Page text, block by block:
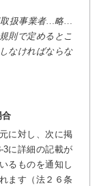
扱事業者…略…
則で定めるとこ
なければならな
合
に対し、次に掲
に詳細の記載が
るものを通知し
ます（法２６条